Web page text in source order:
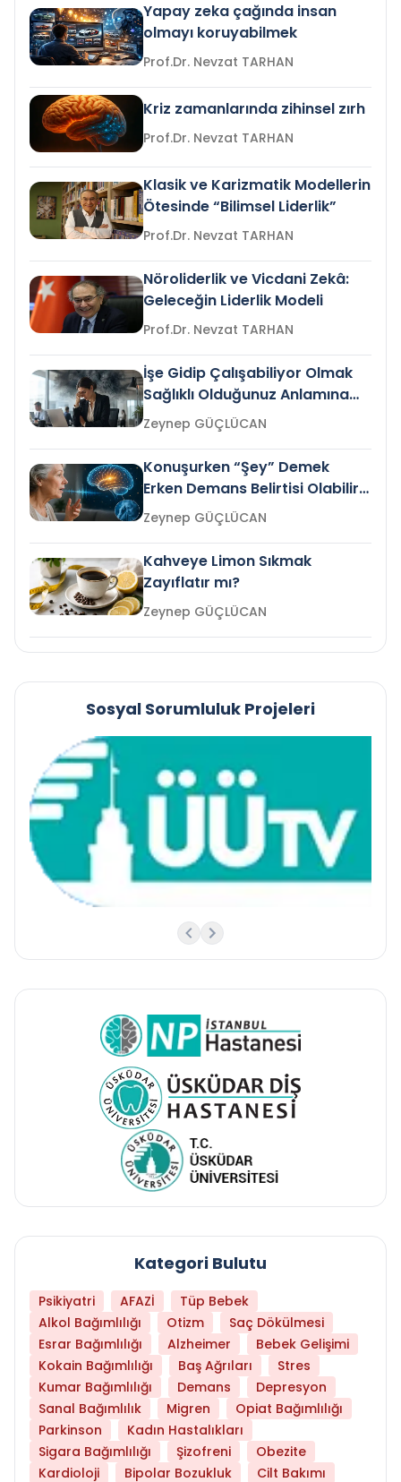
Yapay zeka çağında insan
olmayı koruyabilmek
Prof.Dr. Nevzat TARHAN
Kriz zamanlarında zihinsel zırh
Prof.Dr. Nevzat TARHAN
Klasik ve Karizmatik Modellerin
Ötesinde “Bilimsel Liderlik”
Prof.Dr. Nevzat TARHAN
Nöroliderlik ve Vicdani Zekâ:
Geleceğin Liderlik Modeli
Prof.Dr. Nevzat TARHAN
İşe Gidip Çalışabiliyor Olmak
Sağlıklı Olduğunuz Anlamına
Gelir mi?Zeynep GÜÇLÜCAN
Konuşurken “Şey” Demek
Erken Demans Belirtisi Olabilir
mi?
Zeynep GÜÇLÜCAN
Kahveye Limon Sıkmak
Zayıflatır mı?
Zeynep GÜÇLÜCAN
Sosyal Sorumluluk Projeleri
Kategori Bulutu
Psikiyatri AFAZİ
Tüp Bebek
Alkol Bağımlılığı
Otizm
Saç Dökülmesi
Esrar Bağımlılığı
Alzheimer
Bebek Gelişimi
Kokain Bağımlılığı
Baş Ağrıları
Stres
Kumar Bağımlılığı
Demans
Depresyon
Sanal Bağımlılık
Migren
Opiat Bağımlılığı
Parkinson
Kadın Hastalıkları
Sigara Bağımlılığı
Şizofreni
Obezite
Kardioloji
Bipolar Bozukluk Cilt Bakımı